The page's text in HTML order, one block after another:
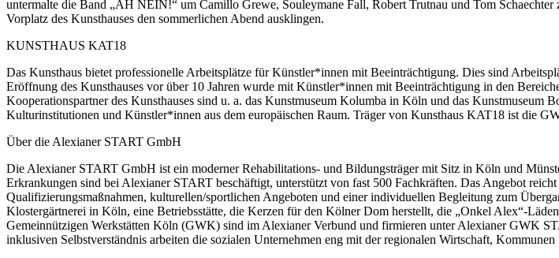
untermalte die Band „ÄH NEIN!“ um Camillo Grewe, Souleymane Fall, Robert Trutnau und Tom
Vorplatz des Kunsthauses den sommerlichen Abend ausklingen.
KUNSTHAUS KAT18
Das Kunsthaus bietet professionelle Arbeitsplätze für Künstler*innen mit Beeinträchtigung. Dies sind
Eröffnung des Kunsthauses vor über 10 Jahren wurde mit Künstler*innen mit Beeinträchtigung in den
Kooperationspartner des Kunsthauses sind u. a. das Kunstmuseum Kolumba in Köln und das
Kulturinstitutionen und Künstler*innen aus dem europäischen Raum. Träger von Kunsthaus KAT18 ist die
Über die Alexianer START GmbH
Die Alexianer START GmbH ist ein moderner Rehabilitations- und Bildungsträger mit Sitz in Köln und
Erkrankungen sind bei Alexianer START beschäftigt, unterstützt von fast 500 Fachkräften. Das Angebot
Qualifizierungsmaßnahmen, kulturellen/sportlichen Angeboten und einer individuellen Begleitung zum
Klostergärtnerei in Köln, eine Betriebsstätte, die Kerzen für den Kölner Dom herstellt, die „Onkel Alex“-
Gemeinnützigen Werkstätten Köln (GWK) sind im Alexianer Verbund und firmieren unter Alexianer GWK
inklusiven Selbstverständnis arbeiten die sozialen Unternehmen eng mit der regionalen Wirtschaft,